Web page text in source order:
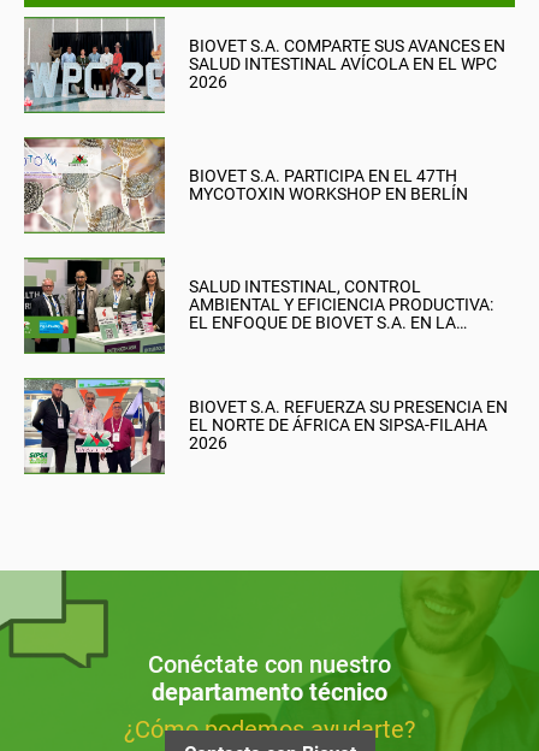
BIOVET S.A. COMPARTE SUS AVANCES EN
SALUD INTESTINAL AVÍCOLA EN EL WPC
2026
BIOVET S.A. PARTICIPA EN EL 47TH
MYCOTOXIN WORKSHOP EN BERLÍN
SALUD INTESTINAL, CONTROL
AMBIENTAL Y EFICIENCIA PRODUCTIVA:
EL ENFOQUE DE BIOVET S.A. EN LA
BIOVET S.A. REFUERZA SU PRESENCIA EN
EL NORTE DE ÁFRICA EN SIPSA-FILAHA
2026
Conéctate con nuestro
departamento técnico
¿Cómo podemos ayudarte?